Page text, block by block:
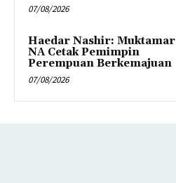
07/08/2026
Haedar Nashir: Muktamar
NA Cetak Pemimpin
Perempuan Berkemajuan
07/08/2026